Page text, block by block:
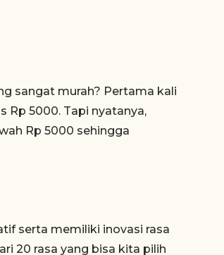
sangat murah? Pertama kali
Rp 5000. Tapi nyatanya,
Rp 5000 sehingga
serta memiliki inovasi rasa
20 rasa yang bisa kita pilih